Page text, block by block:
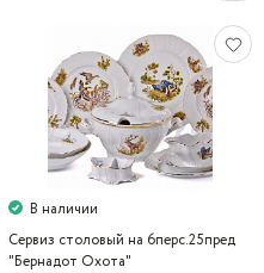
В наличии
Сервиз столовый на 6перс.25пред
"Бернадот Охота"